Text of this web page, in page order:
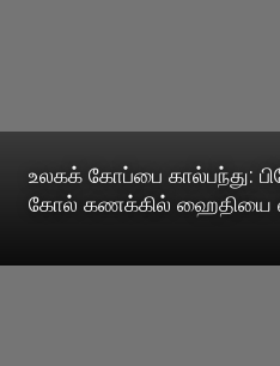
உலகக் கோப்பை கால்பந்து:
கோல் கணக்கில் ஹைதியை